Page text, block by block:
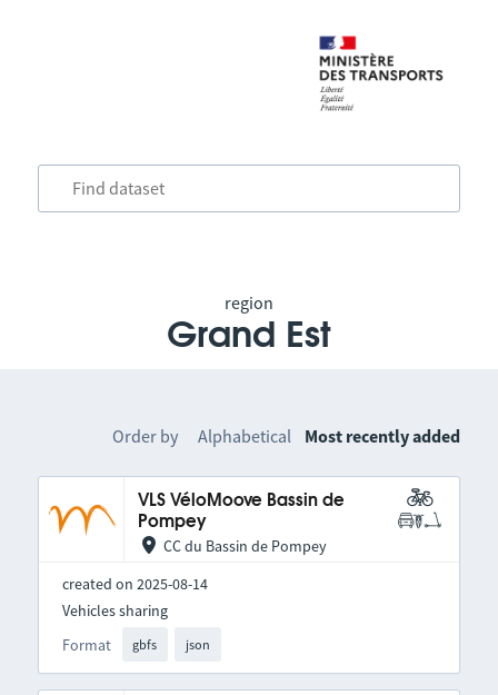
region
Grand Est
Order by Alphabetical Most recently added
VLS VéloMoove Bassin de
Pompey
CC du Bassin de Pompey
created on 2025-08-14
Format gbfs json
Vehicles sharing